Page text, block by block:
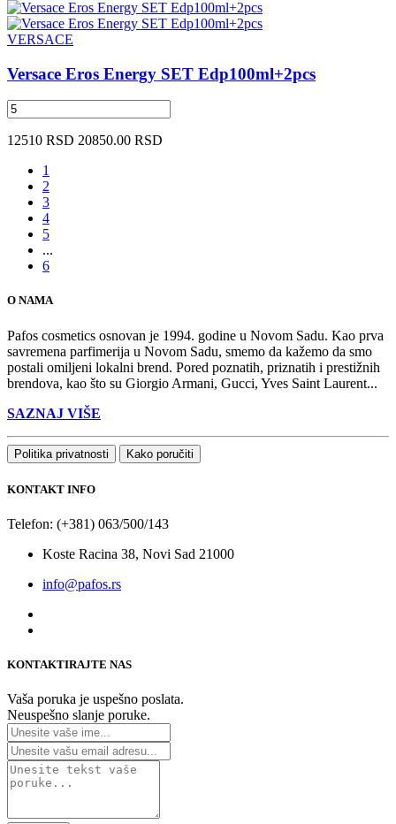
VERSACE
Versace Eros Energy SET Edp100ml+2pcs
12510 RSD 20850.00 RSD
1
2
3
4
5
...
6
O NAMA
Pafos cosmetics osnovan je 1994. godine u Novom Sadu. Kao prva
savremena parfimerija u Novom Sadu, smemo da kažemo da smo
postali omiljeni lokalni brend. Pored poznatih, priznatih i prestižnih
brendova, kao što su Giorgio Armani, Gucci, Yves Saint Laurent...
SAZNAJ VIŠE
Politika privatnosti Kako poručiti
KONTAKT INFO
Telefon: (+381) 063/500/143
Koste Racina 38, Novi Sad 21000
info@pafos.rs
KONTAKTIRAJTE NAS
Vaša poruka je uspešno poslata.
Neuspešno slanje poruke.